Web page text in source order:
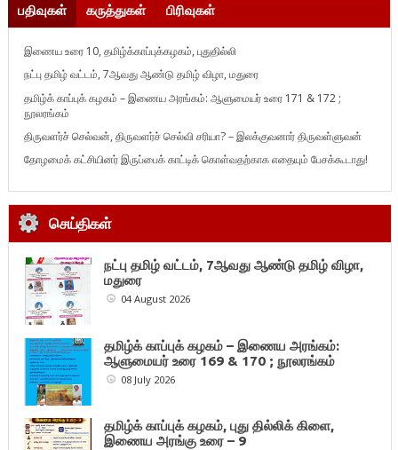
பதிவுகள் கருத்துகள் பிரிவுகள்
இணைய உரை 10, தமிழ்க்காப்புக்கழகம், புதுதில்லி
நட்பு தமிழ் வட்டம், 7ஆவது ஆண்டு தமிழ் விழா, மதுரை
தமிழ்க் காப்புக் கழகம் – இணைய அரங்கம்: ஆளுமையர் உரை 171 & 172 ;
நூலரங்கம்
திருவளர்ச் செல்வன், திருவளர்ச் செல்வி சரியா? – இலக்குவனார் திருவள்ளுவன்
தோழமைக் கட்சியினர் இருப்பைக் காட்டிக் கொள்வதற்காக எதையும் பேசக்கூடாது!
செய்திகள்
நட்பு தமிழ் வட்டம், 7ஆவது ஆண்டு தமிழ் விழா,
மதுரை
04 August 2026
தமிழ்க் காப்புக் கழகம் – இணைய அரங்கம்:
ஆளுமையர் உரை 169 & 170 ; நூலரங்கம்
08 July 2026
தமிழ்க் காப்புக் கழகம், புது தில்லிக் கிளை,
இணைய அரங்கு உரை – 9